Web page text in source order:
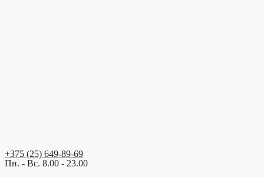
+375 (25) 649-89-69
Пн. - Вс. 8.00 - 23.00